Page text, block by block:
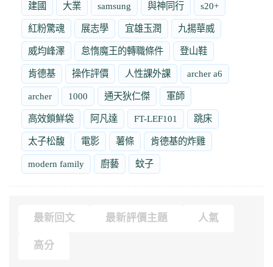
建國 大業 samsung 與神同行 s20+
紅粉驚魂 展志學 宜雄玉潤 九揚華威
威均峰澤 怠惰魔王的轉職條件 登山鞋
肯德基 操作評價 人性課外課 archer a6
archer 1000 通天狄仁傑 軍師
高效鎖鮮袋 阿凡達 FT-LEF101 跳床
太子松馥 電影 薯條 肯德基的炸雞
modern family 廚藝 蚊子
最新回文 最新評價主題 人氣
高分